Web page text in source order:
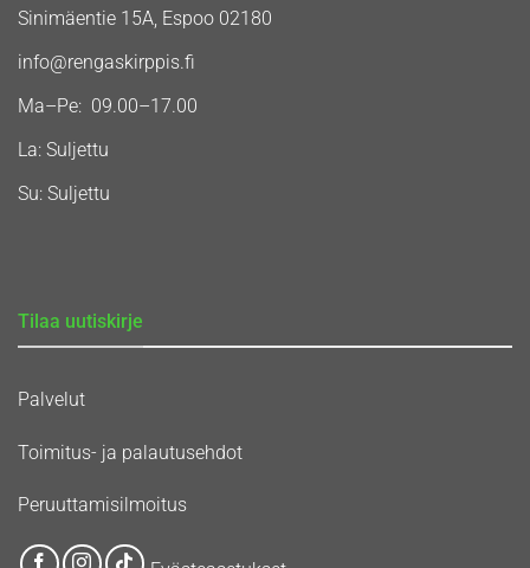
Sinimäentie 15A, Espoo 02180
info@rengaskirppis.fi
Ma–Pe: 09.00–17.00
La: Suljettu
Su: Suljettu
Tilaa uutiskirje
Palvelut
Toimitus- ja palautusehdot
Peruuttamisilmoitus